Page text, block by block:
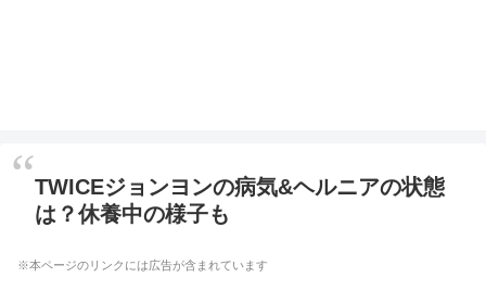
TWICEジョンヨンの病気&ヘルニアの状態
は？休養中の様子も
※本ページのリンクには広告が含まれています